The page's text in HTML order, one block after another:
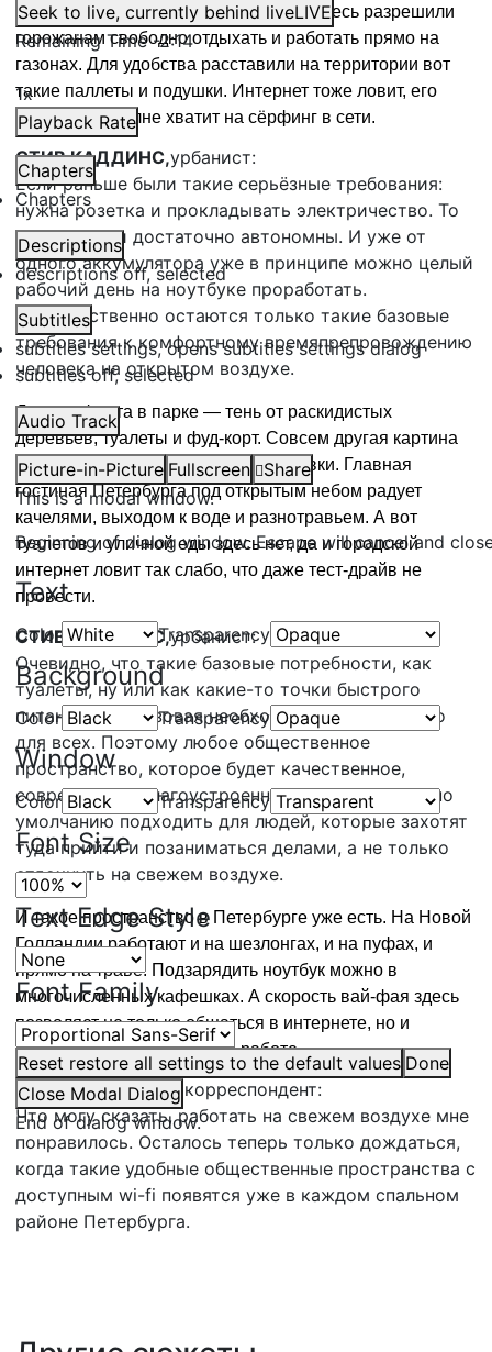
Seek to live, currently behind liveLIVE
Remaining Time-2:14
1x
Playback Rate
Chapters
Chapters
Descriptions
descriptions off, selected
Subtitles
subtitles settings, opens subtitles settings dialog
subtitles off, selected
Audio Track
Picture-in-Picture Fullscreen
Share
This is a modal window.
Beginning of dialog window. Escape will cancel and
Text
Color Transparency
Background
Color Transparency
Window
Color Transparency
Font Size
Text Edge Style
Font Family
Reset restore all settings to the default values Done
Close Modal Dialog
End of dialog window.
до того, как это стало мейнстримом, здесь разрешили
горожанам свободно отдыхать и работать прямо на
газонах. Для удобства расставили на территории вот
такие паллеты и подушки. Интернет тоже ловит, его
мощности вполне хватит на сёрфинг в сети.
СТИВ КАДДИНС,урбанист:
Если раньше были такие серьёзные требования:
нужна розетка и прокладывать электричество. То
теперь люди достаточно автономны. И уже от
одного аккумулятора уже в принципе можно целый
рабочий день на ноутбуке проработать.
Соответственно остаются только такие базовые
требования к комфортному времяпрепровождению
человека на открытом воздухе.
Для комфорта в парке — тень от раскидистых
деревьев, туалеты и фуд-корт. Совсем другая картина
на обновлённой набережной Карповки. Главная
гостиная Петербурга под открытым небом радует
качелями, выходом к воде и разнотравьем. А вот
туалетов и уличной еды здесь нет, да и городской
интернет ловит так слабо, что даже тест-драйв не
провести.
СТИВ КАДДИНС,урбанист:
Очевидно, что такие базовые потребности, как
туалеты, ну или как какие-то точки быстрого
питания -это базовая необходимость абсолютно
для всех. Поэтому любое общественное
пространство, которое будет качественное,
современное, благоустроенное, оно уже будет по
умолчанию подходить для людей, которые захотят
туда прийти и позаниматься делами, а не только
отдохнуть на свежем воздухе.
И такое пространство в Петербурге уже есть. На Новой
Голландии работают и на шезлонгах, и на пуфах, и
прямо на траве. Подзарядить ноутбук можно в
многочисленных кафешках. А скорость вай-фая здесь
позволяет не только общаться в интернете, но и
обмениваться файлами по работе.
ЮЛЯ ЧЕСНОКОВА, корреспондент:
Что могу сказать, работать на свежем воздухе мне
понравилось. Осталось теперь только дождаться,
когда такие удобные общественные пространства с
доступным wi-fi появятся уже в каждом спальном
районе Петербурга.